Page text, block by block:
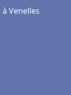
Venelles